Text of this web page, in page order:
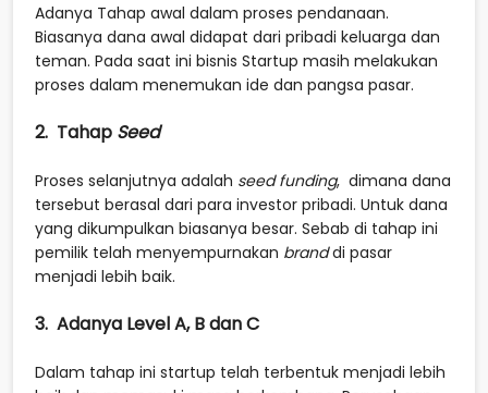
Adanya Tahap awal dalam proses pendanaan.
Biasanya dana awal didapat dari pribadi keluarga dan
teman. Pada saat ini bisnis Startup masih melakukan
proses dalam menemukan ide dan pangsa pasar.
2. Tahap Seed
Proses selanjutnya adalah seed funding, dimana dana
tersebut berasal dari para investor pribadi. Untuk dana
yang dikumpulkan biasanya besar. Sebab di tahap ini
pemilik telah menyempurnakan branddi pasar
menjadi lebih baik.
3. Adanya Level A, B dan C
Dalam tahap ini startup telah terbentuk menjadi lebih